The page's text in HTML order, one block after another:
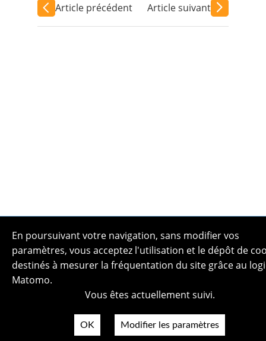
Article précédent Article suivant
Plan du site
Mentions légales
Crédits photos
En poursuivant votre navigation, sans modifier vos
paramètres, vous acceptez l'utilisation et le dépôt de
destinés à mesurer la fréquentation du site grâce au
Matomo.
Vous êtes actuellement suivi.
OK Modifier les paramètres